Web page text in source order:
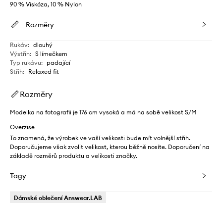
90 % Viskóza, 10 % Nylon
Rozměry
Rukáv: dlouhý
Výstřih: S límečkem
Typ rukávu: padající
Střih: Relaxed fit
Rozměry
Modelka na fotografii je 176 cm vysoká a má na sobě velikost S/M
Overzise
To znamená, že výrobek ve vaší velikosti bude mít volnější střih.
Doporučujeme však zvolit velikost, kterou běžně nosíte. Doporučení na
základě rozměrů produktu a velikosti značky.
Tagy
Dámské oblečení Answear.LAB